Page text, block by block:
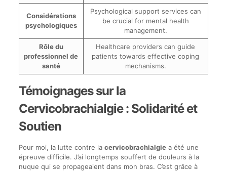
Considérations
psychologiques
Psychological support services can
be crucial for mental health
management.
Rôle du
professionnel de
santé
Healthcare providers can guide
patients towards effective coping
mechanisms.
Témoignages sur la
Cervicobrachialgie : Solidarité et
Soutien
Pour moi, la lutte contre la cervicobrachialgiea été une
épreuve difficile. J’ai longtemps souffert de douleurs à la
nuque qui se propageaient dans mon bras. C’est grâce à